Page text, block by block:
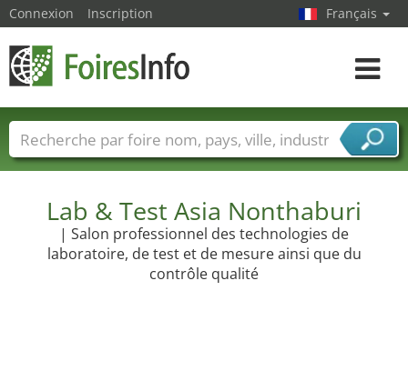
Lab & Test Asia Nonthaburi
| Salon professionnel des technologies de
laboratoire, de test et de mesure ainsi que du
contrôle qualité
Connexion Inscription Français
Toggle
Foire noms Pays Villes
Secteurs de foire